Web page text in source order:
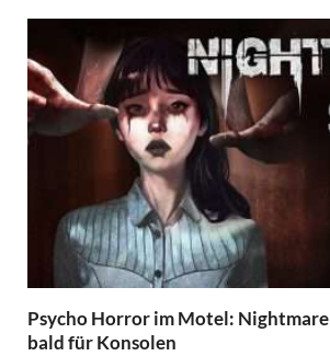
Psycho Horror im Motel:
bald für Konsolen